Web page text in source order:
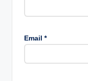
Email *